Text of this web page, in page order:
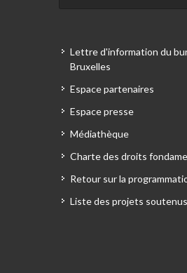
Lettre d'information du
Bruxelles
Espace partenaires
Espace presse
Médiathèque
Charte des droits
Retour sur la
Liste des projets soutenus